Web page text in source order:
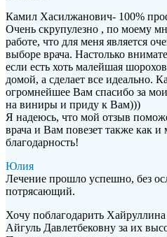
Камил Хасилжанович- 100%
Очень скрупулезно , по моему
работе, что для меня является
выборе врача. Настолько
если есть хоть малейшая
домой, а сделает все идеально.
огромнейшее Вам спасибо за
на виниры и приду к Вам)))
Я надеюсь, что мой отзыв
врача и Вам повезет также как
благодарность!
Юлия
Лечение прошло успешно, без
потрясающий.
Хочу поблагодарить
Айгуль Давлетбековну за их